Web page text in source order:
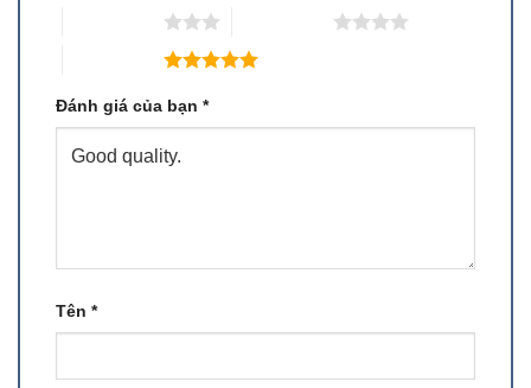
Đánh giá của bạn *
Tên *